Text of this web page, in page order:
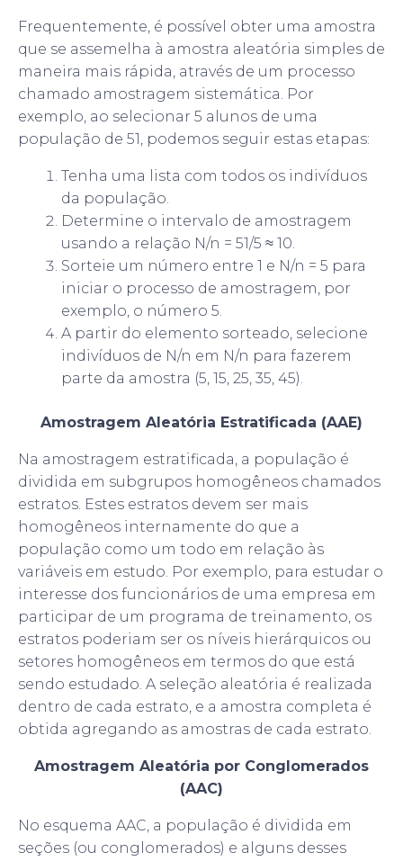
Frequentemente, é possível obter uma amostra
que se assemelha à amostra aleatória simples de
maneira mais rápida, através de um processo
chamado amostragem sistemática. Por
exemplo, ao selecionar 5 alunos de uma
população de 51, podemos seguir estas etapas:
Tenha uma lista com todos os indivíduos
da população.
Determine o intervalo de amostragem
usando a relação N/n = 51/5 ≈ 10.
Sorteie um número entre 1 e N/n = 5 para
iniciar o processo de amostragem, por
exemplo, o número 5.
A partir do elemento sorteado, selecione
indivíduos de N/n em N/n para fazerem
parte da amostra (5, 15, 25, 35, 45).
Amostragem Aleatória Estratificada (AAE)
Na amostragem estratificada, a população é
dividida em subgrupos homogêneos chamados
estratos. Estes estratos devem ser mais
homogêneos internamente do que a
população como um todo em relação às
variáveis em estudo. Por exemplo, para estudar o
interesse dos funcionários de uma empresa em
participar de um programa de treinamento, os
estratos poderiam ser os níveis hierárquicos ou
setores homogêneos em termos do que está
sendo estudado. A seleção aleatória é realizada
dentro de cada estrato, e a amostra completa é
obtida agregando as amostras de cada estrato.
Amostragem Aleatória por Conglomerados
(AAC)
No esquema AAC, a população é dividida em
seções (ou conglomerados) e alguns desses